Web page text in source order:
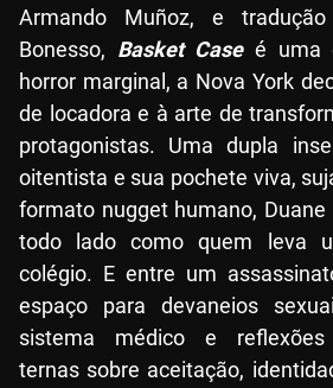
Armando Muñoz, e
Bonesso, Basket Caseé uma
horror marginal, a Nova York
de locadora e à arte de
protagonistas. Uma dupla
oitentista e sua pochete viva,
formato nugget humano, Duane
todo lado como quem leva
colégio. E entre um
espaço para devaneios
sistema médico e reflexões
ternas sobre aceitação,